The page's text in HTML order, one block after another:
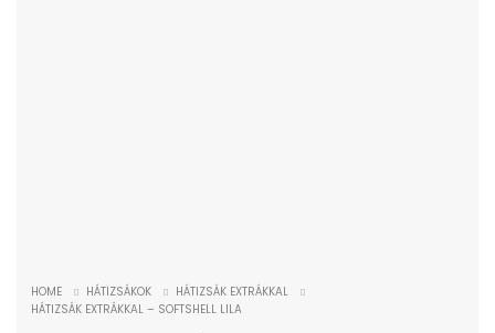
HOME HÁTIZSÁKOK
HÁTIZSÁK EXTRÁKKAL
HÁTIZSÁK EXTRÁKKAL – SOFTSHELL LILA